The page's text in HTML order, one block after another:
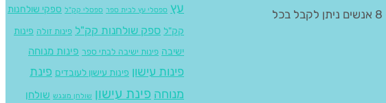
שולחנות קק"ל של הגוטמנים גם במסעדות שולחנות עץ נוחים וחזקים במידות 1.2 ל- 4 אנשים 1.6 ל- 6 אנשים ו1.8 ל- 8 אנשים ניתן לקבל בכל
עץ ספסלי עץ לבית ספר ספסלי קק"ל ספקי שולחנות
קק"ל ספק שולחנות קק"ל פינות זולה פינות
ישיבה פינות ישיבה לבתי ספר פינות מנוחה
פינות עישון פינות עישון לעובדים פינת
מנוחה פינת עישון שולחן מונגש שולחן